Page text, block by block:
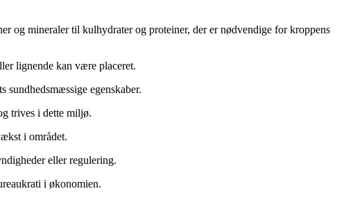
og mineraler til kulhydrater og proteiner, der er nødvendige for kroppens
lignende kan være placeret.
egenskaber.
trives i dette miljø.
i området.
eller regulering.
i økonomien.